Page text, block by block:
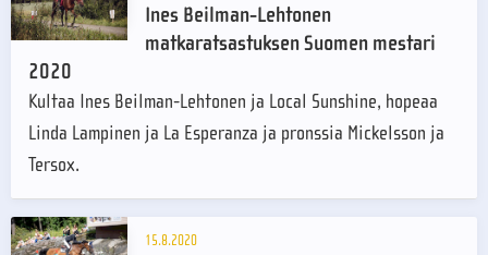
Ines Beilman-Lehtonen
matkaratsastuksen Suomen mestari
2020
Kultaa Ines Beilman-Lehtonen ja Local Sunshine, hopeaa
Linda Lampinen ja La Esperanza ja pronssia Mickelsson ja
Tersox.
15.8.2020